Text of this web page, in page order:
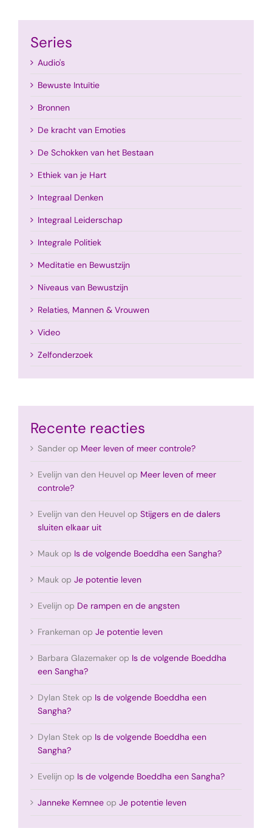
Series
Audio's
Bewuste Intuïtie
Bronnen
De kracht van Emoties
De Schokken van het Bestaan
Ethiek van je Hart
Integraal Denken
Integraal Leiderschap
Integrale Politiek
Meditatie en Bewustzijn
Niveaus van Bewustzijn
Relaties, Mannen & Vrouwen
Video
Zelfonderzoek
Recente reacties
Sanderop Meer leven of meer controle?
Evelijn van den Heuvel op Meer leven of meer
controle?
Evelijn van den Heuvel op Stijgers en de dalers
sluiten elkaar uit
Maukop Is de volgende Boeddha een Sangha?
Maukop Je potentie leven
Evelijn op De rampen en de angsten
Frankeman op Je potentie leven
Barbara Glazemakerop Is de volgende Boeddha
een Sangha?
Dylan Stekop Is de volgende Boeddha een
Sangha?
Dylan Stekop Is de volgende Boeddha een
Sangha?
Evelijn op Is de volgende Boeddha een Sangha?
Janneke Kemneeop Je potentie leven